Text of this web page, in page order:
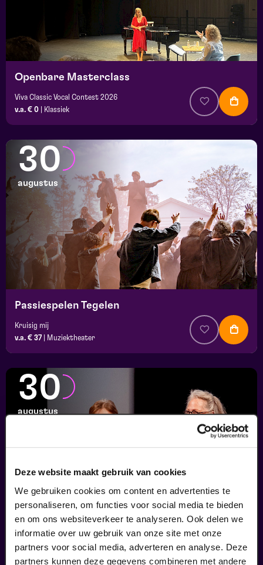
Deze website maakt gebruik van cookies
We gebruiken cookies om content en advertenties te
personaliseren, om functies voor social media te bieden
en om ons websiteverkeer te analyseren. Ook delen we
informatie over uw gebruik van onze site met onze
partners voor social media, adverteren en analyse. Deze
partners kunnen deze gegevens combineren met andere
Openbare Masterclass
Viva Classic Vocal Contest 2026
v.a. € 0
Klassiek
30
augustus
Passiespelen Tegelen
Kruisig mij
v.a. € 37
Muziektheater
30
augustus
Finale
Viva Classic Vocal Contest 2026